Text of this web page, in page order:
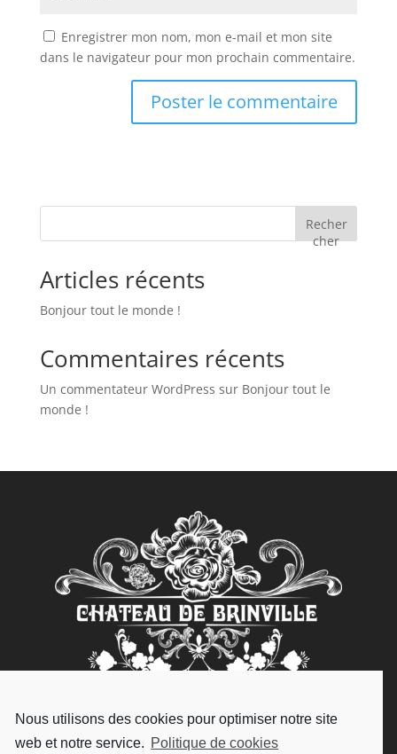
Enregistrer mon nom, mon e-mail et mon site
dans le navigateur pour mon prochain commentaire.
Recher
cher
Articles récents
Bonjour tout le monde !
Commentaires récents
Un commentateur WordPress sur Bonjour tout le
monde !
Château de Brinville
2 Cour du Pressoir,
Nous utilisons des cookies pour optimiser notre site
web et notre service. Politique de cookies